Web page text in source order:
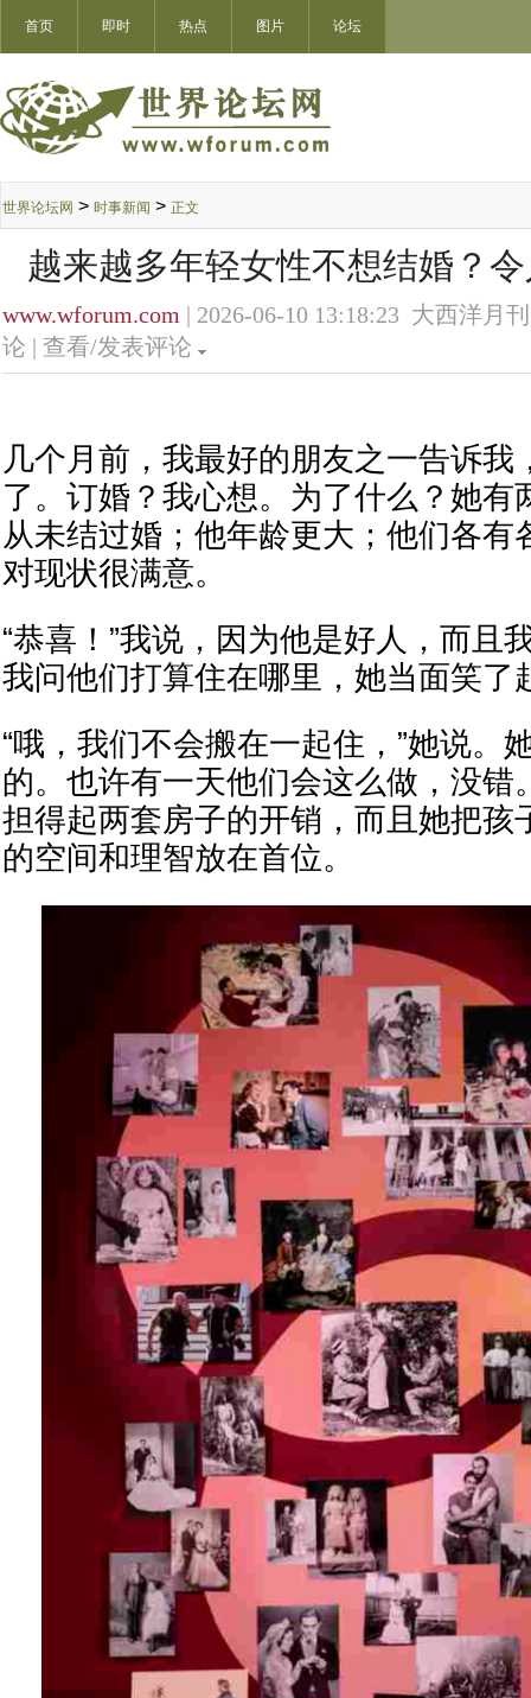
首页 即时 热点 图片 论坛
世界论坛网 > 时事新闻 > 正文
越来越多年轻女性不想结婚？
www.wforum.com | 2026-06-10 13:18:23 大西洋月
论 | 查看/发表评论
几个月前，我最好的朋友之一告诉我
了。订婚？我心想。为了什么？她有
从未结过婚；他年龄更大；他们各有
对现状很满意。
“恭喜！”我说，因为他是好人，而且
我问他们打算住在哪里，她当面笑了
“哦，我们不会搬在一起住，”她说。
的。也许有一天他们会这么做，没错
担得起两套房子的开销，而且她把孩
的空间和理智放在首位。